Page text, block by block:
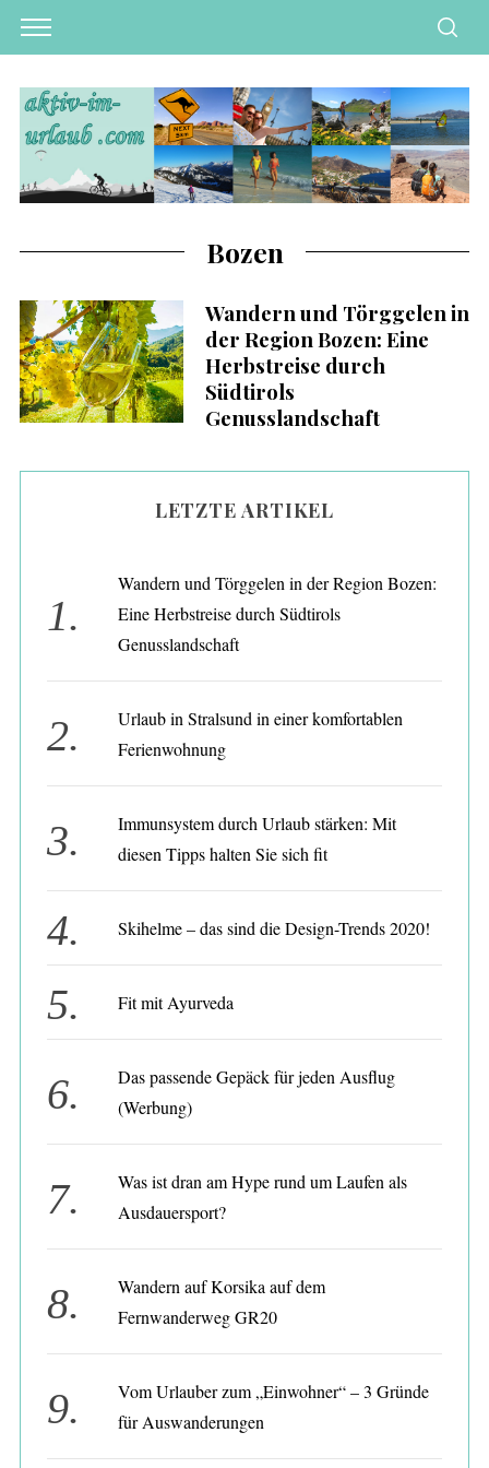
Bozen
Wandern und Törggelen in
der Region Bozen: Eine
Herbstreise durch
Südtirols
Genusslandschaft
LETZTE ARTIKEL
Wandern und Törggelen in der Region Bozen:
Eine Herbstreise durch Südtirols
Genusslandschaft
Urlaub in Stralsund in einer komfortablen
Ferienwohnung
Immunsystem durch Urlaub stärken: Mit
diesen Tipps halten Sie sich fit
Skihelme – das sind die Design-Trends 2020!
Fit mit Ayurveda
Das passende Gepäck für jeden Ausflug
(Werbung)
Was ist dran am Hype rund um Laufen als
Ausdauersport?
Wandern auf Korsika auf dem
Fernwanderweg GR20
Vom Urlauber zum „Einwohner“ – 3 Gründe
für Auswanderungen
S
c
o